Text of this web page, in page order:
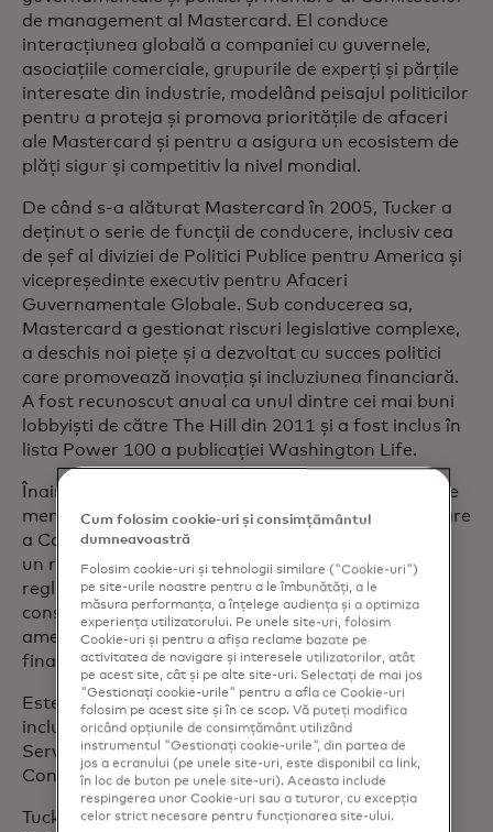
de management al Mastercard. El conduce
interacțiunea globală a companiei cu guvernele,
asociațiile comerciale, grupurile de experți și părțile
interesate din industrie, modelând peisajul politicilor
pentru a proteja și promova prioritățile de afaceri
ale Mastercard și pentru a asigura un ecosistem de
plăți sigur și competitiv la nivel mondial.
De când s-a alăturat Mastercard în 2005, Tucker a
deținut o serie de funcții de conducere, inclusiv cea
de șef al diviziei de Politici Publice pentru America și
vicepreședinte executiv pentru Afaceri
Guvernamentale Globale. Sub conducerea sa,
Mastercard a gestionat riscuri legislative complexe,
a deschis noi piețe și a dezvoltat cu succes politici
care promovează inovația și incluziunea financiară.
A fost recunoscut anual ca unul dintre cei mai buni
lobbyiști de către The Hill din 2011 și a fost inclus în
lista Power 100 a publicației Washington Life.
Înainte de Mastercard, Tucker a ocupat o poziție de
membru senior al Comisiei pentru Servicii Financiare
a Camerei Reprezentanților din SUA, unde a jucat
un rol esențial în conturarea politicii de
reglementare financiară, extinderea accesului
consumatorilor la credite și abordarea
amenințărilor globale legate de spălarea banilor și
finanțarea terorismului.
Este membru al mai multor consilii consultative,
inclusiv al Institutului Cohen pentru Leadership și
Serviciu Public de la Universitatea din Maine și al
Consiliului Industriei Tehnologiei Informației.
Tucker deține o diplomă în economie de la
Cum folosim cookie-uri și consimțământul
dumneavoastră
Folosim cookie-uri și tehnologii similare ("Cookie-uri")
pe site-urile noastre pentru a le îmbunătăți, a le
măsura performanța, a înțelege audiența și a optimiza
experiența utilizatorului. Pe unele site-uri, folosim
Cookie-uri și pentru a afișa reclame bazate pe
activitatea de navigare și interesele utilizatorilor, atât
pe acest site, cât și pe alte site-uri. Selectați de mai jos
"Gestionați cookie-urile" pentru a afla ce Cookie-uri
folosim pe acest site și în ce scop. Vă puteți modifica
oricând opțiunile de consimțământ utilizând
instrumentul "Gestionați cookie-urile", din partea de
jos a ecranului (pe unele site-uri, este disponibil ca link,
în loc de buton pe unele site-uri). Aceasta include
respingerea unor Cookie-uri sau a tuturor, cu excepția
celor strict necesare pentru funcționarea site-ului.